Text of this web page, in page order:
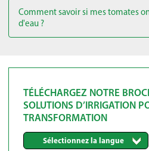
Comment savoir si mes tomates
d'eau ?
TÉLÉCHARGEZ NOTRE
SOLUTIONS D’IRRIGATION
TRANSFORMATION
Sélectionnez la langue